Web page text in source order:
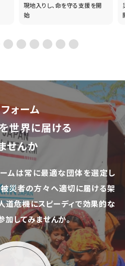
現地入りし、命を守る支援を開
始
ォーム
世界に届ける
せんか
ームは常に最適な団体を選定し
災者の方々へ適切に届ける架
道危機にスピーディで効果的な
してみませんか。